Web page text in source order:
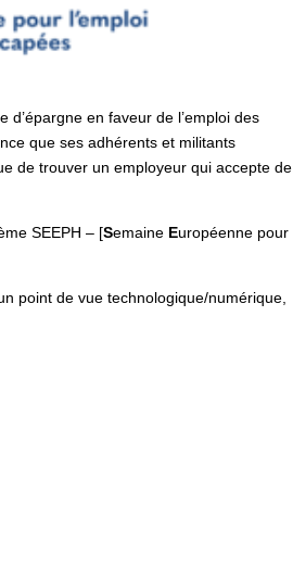
en faveur de l’emploi des
que ses adhérents et militants
de trouver un employeur qui accepte de
SEEPH – [Semaine Européenne pour
point de vue technologique/numérique,